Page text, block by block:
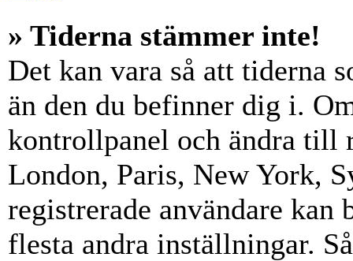
» Tiderna stämmer inte!
Det kan vara så att tiderna
än den du befinner dig i.
kontrollpanel och ändra till
London, Paris, New York,
registrerade användare kan
flesta andra inställningar.